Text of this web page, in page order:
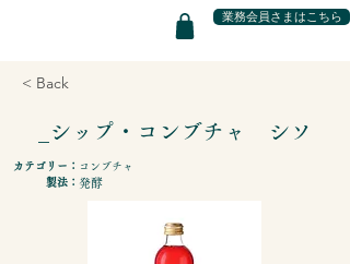
業務会員さまはこちら
< Back
_シップ・コンブチャ シソ
カテゴリー： コンブチャ
製法： 発酵